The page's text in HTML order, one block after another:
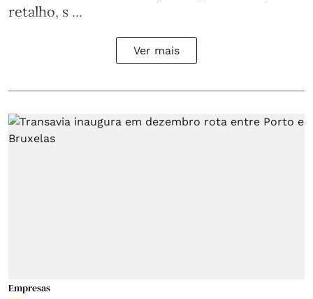
retalho, s ...
Ver mais
Empresas